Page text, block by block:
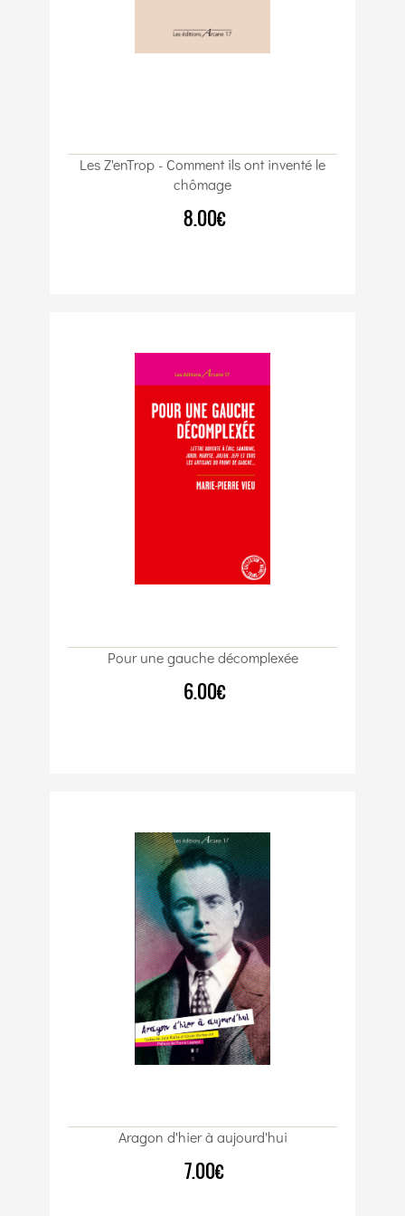
Les Z'enTrop - Comment ils ont inventé le
chômage
8.00€
Pour une gauche décomplexée
6.00€
Aragon d'hier à aujourd'hui
7.00€